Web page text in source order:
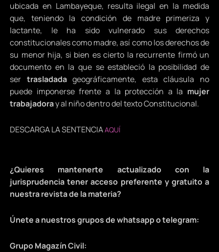
ubicada en Lambayeque, resulta ilegal en la medida
que, teniendo la condición de madre primeriza y
lactante, le ha sido vulnerado sus derechos
constitucionales como madre, así como los derechos de
su menor hija, si bien es cierto la recurrente firmó un
documento en la que se estableció la posibilidad de
ser trasladadageográficamente, esta cláusula no
puede imponerse frente a la protección a la mujer
trabajadoray al niño dentro del texto Constitucional.
DESCARGA LA SENTENCIAAQUÍ
¿Quieres mantenerte actualizado con la
jurisprudencia tener acceso preferente y gratuito a
nuestra revista de la materia?
Únete a nuestros grupos de whatsapp o telegram:
Grupo Magazín Civil: